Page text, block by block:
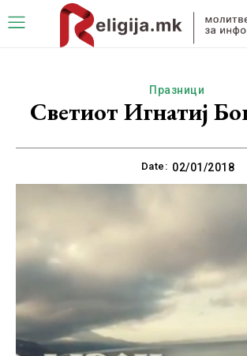
Празници
Светиот Игнатиј
Date: 02/01/2018